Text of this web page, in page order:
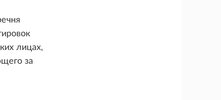
лицах,
за